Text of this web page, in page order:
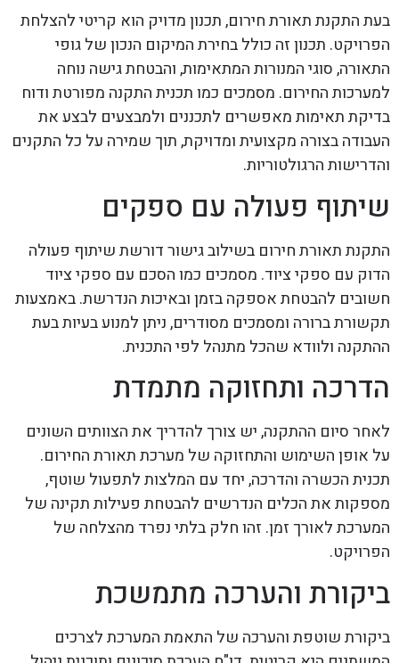
בעת התקנת תאורת חירום, תכנון מדויק הוא קריטי להצלחת
הפרויקט. תכנון זה כולל בחירת המיקום הנכון של גופי
התאורה, סוגי המנורות המתאימות, והבטחת גישה נוחה
למערכות החירום. מסמכים כמו תכנית התקנה מפורטת ודוח
בדיקת תאימות מאפשרים לתכננים ולמבצעים לבצע את
העבודה בצורה מקצועית ומדויקת, תוך שמירה על כל התקנים
והדרישות הרגולטוריות.
שיתוף פעולה עם ספקים
התקנת תאורת חירום בשילוב גישור דורשת שיתוף פעולה
הדוק עם ספקי ציוד. מסמכים כמו הסכם עם ספקי ציוד
חשובים להבטחת אספקה בזמן ובאיכות הנדרשת. באמצעות
תקשורת ברורה ומסמכים מסודרים, ניתן למנוע בעיות בעת
ההתקנה ולוודא שהכל מתנהל לפי התכנית.
הדרכה ותחזוקה מתמדת
לאחר סיום ההתקנה, יש צורך להדריך את הצוותים השונים
על אופן השימוש והתחזוקה של מערכת תאורת החירום.
תכנית הכשרה והדרכה, יחד עם המלצות לתפעול שוטף,
מספקות את הכלים הנדרשים להבטחת פעילות תקינה של
המערכת לאורך זמן. זהו חלק בלתי נפרד מהצלחה של
הפרויקט.
ביקורת והערכה מתמשכת
ביקורת שוטפת והערכה של התאמת המערכת לצרכים